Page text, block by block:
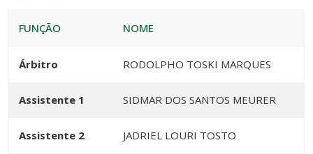
FUNÇÃO NOME
Árbitro RODOLPHO TOSKI MARQUES
Assistente 1 SIDMAR DOS SANTOS MEURER
Assistente 2 JADRIEL LOURI TOSTO